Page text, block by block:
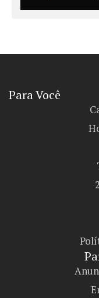
Para Você